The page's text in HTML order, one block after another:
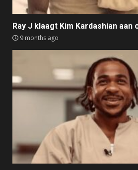
Ray J klaagt Kim Kardashian aan
9 months ago